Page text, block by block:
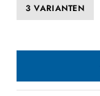
3 VARIANTEN